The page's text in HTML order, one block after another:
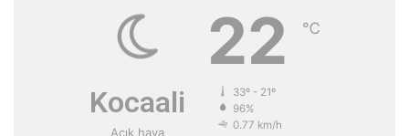
Kocaali
Açık hava
22 ℃
33º - 21º
96%
0.77 km/h